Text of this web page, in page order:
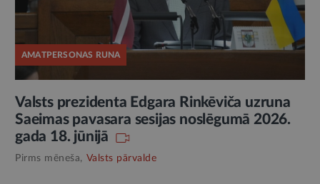
AMATPERSONAS RUNA
Valsts prezidenta Edgara Rinkēviča uzruna
Saeimas pavasara sesijas noslēgumā 2026.
gada 18. jūnijā
Pirms mēneša, Valsts pārvalde